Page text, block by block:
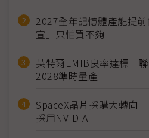
2027全年記憶體產能提
宣」只怕買不夠
英特爾EMIB良率達標 聯
2028準時量產
SpaceX晶片採購大轉向
採用NVIDIA